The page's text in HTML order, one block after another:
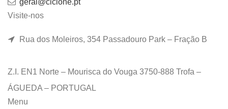
geral@ciclone.pt
Visite-nos
Rua dos Moleiros, 354 Passadouro Park – Fração B
Z.I. EN1 Norte – Mourisca do Vouga 3750-888 Trofa –
ÁGUEDA – PORTUGAL
Menu